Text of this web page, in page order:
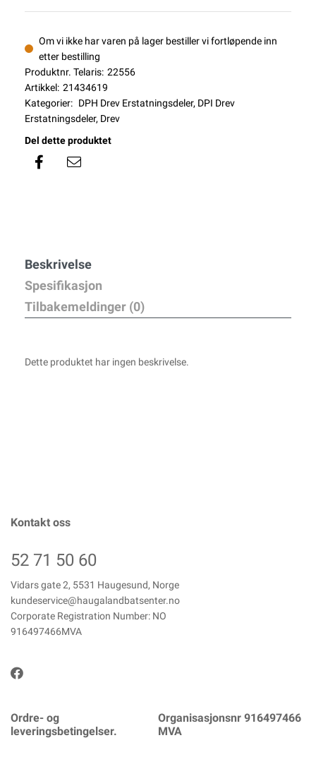
Om vi ikke har varen på lager bestiller vi fortløpende inn
etter bestilling
Produktnr. Telaris: 22556
Artikkel: 21434619
Kategorier: DPH Drev Erstatningsdeler, DPI Drev
Erstatningsdeler, Drev
Del dette produktet
Beskrivelse
Spesifikasjon
Tilbakemeldinger (0)
Dette produktet har ingen beskrivelse.
Kontakt oss
52 71 50 60
Vidars gate 2, 5531 Haugesund, Norge
kundeservice@haugalandbatsenter.no
Corporate Registration Number: NO
916497466MVA
Ordre- og
leveringsbetingelser.
Organisasjonsnr 916497466
MVA